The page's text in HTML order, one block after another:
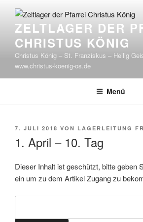
Inhalt
springenZELTLAGER DER
CHRISTUS KÖNIG
Christus König – St. Franziskus – Heilig
www.christus-koenig-os.de
Menü
VERÖFFENTLICHT
7. JULI 2018 VON LAGERLEITUNG
1. April – 10. Tag
Dieser Inhalt ist geschützt, bitte geben
ein um zu dem Artikel Zugang zu